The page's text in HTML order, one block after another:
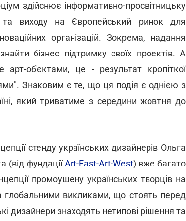
здійснює інформативно-просвітницьку
виходу на Європейський ринок для
організацій. Зокрема, надання
бізнес підтримку своїх проектів. А
об'єктами, це - результат кропіткої
Знаковим є те, що ця подія є однією з
який триватиме з середини жовтня до
стенду українських дизайнерів Ольга
(від фундаціїArt-East-Art-West) вже багато
промоушену українських творців на
глобальними викликами, що стоять перед
дизайнери знаходять нетипові рішення та